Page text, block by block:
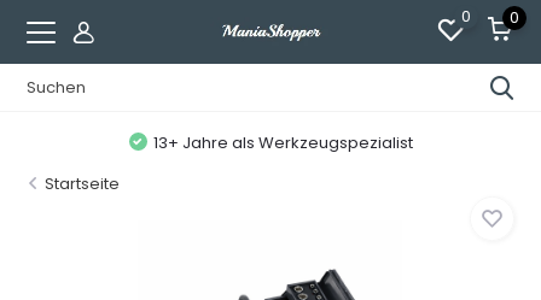
0 0
13+ Jahre als Werkzeugspezialist
Startseite